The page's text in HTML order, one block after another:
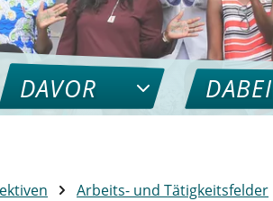
DAVOR DABEI
Arbeits- und Tätigkeitsfelder